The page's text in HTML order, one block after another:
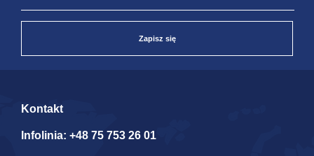
Zapisz się
Kontakt
Infolinia: +48 75 753 26 01